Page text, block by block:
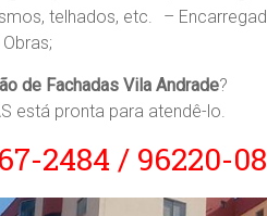
telhados, etc. –
de Fachadas Vila Andrade?
está pronta para atendê-lo.
2484 / 96220-